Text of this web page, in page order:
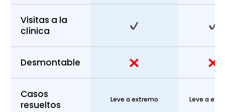
Visitas a la
clínica
Desmontable
Casos
resueltos
Leve a extremo Leve a